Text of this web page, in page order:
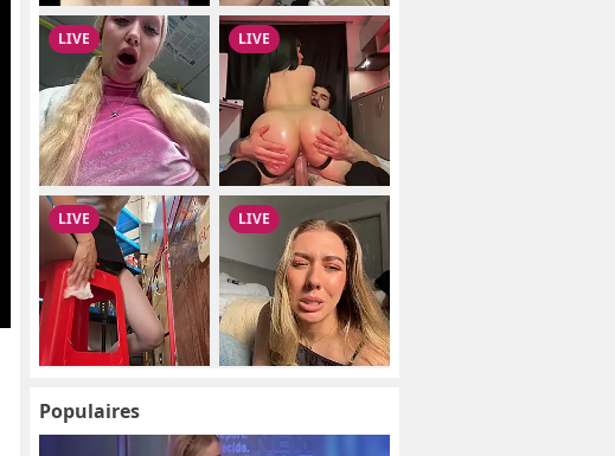
Populaires